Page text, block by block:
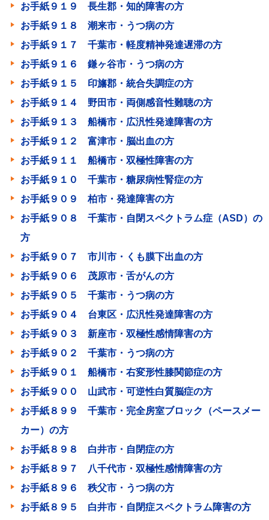
お手紙９１９ 長生郡・知的障害の方
お手紙９１８ 潮来市・うつ病の方
お手紙９１７ 千葉市・軽度精神発達遅滞の方
お手紙９１６ 鎌ヶ谷市・うつ病の方
お手紙９１５ 印旛郡・統合失調症の方
お手紙９１４ 野田市・両側感音性難聴の方
お手紙９１３ 船橋市・広汎性発達障害の方
お手紙９１２ 富津市・脳出血の方
お手紙９１１ 船橋市・双極性障害の方
お手紙９１０ 千葉市・糖尿病性腎症の方
お手紙９０９ 柏市・発達障害の方
お手紙９０８ 千葉市・自閉スペクトラム症（ASD）の
方
お手紙９０７ 市川市・くも膜下出血の方
お手紙９０６ 茂原市・舌がんの方
お手紙９０５ 千葉市・うつ病の方
お手紙９０４ 台東区・広汎性発達障害の方
お手紙９０３ 新座市・双極性感情障害の方
お手紙９０２ 千葉市・うつ病の方
お手紙９０１ 船橋市・右変形性膝関節症の方
お手紙９００ 山武市・可逆性白質脳症の方
お手紙８９９ 千葉市・完全房室ブロック（ペースメー
カー）の方
お手紙８９８ 白井市・自閉症の方
お手紙８９７ 八千代市・双極性感情障害の方
お手紙８９６ 秩父市・うつ病の方
お手紙８９５ 白井市・自閉症スペクトラム障害の方